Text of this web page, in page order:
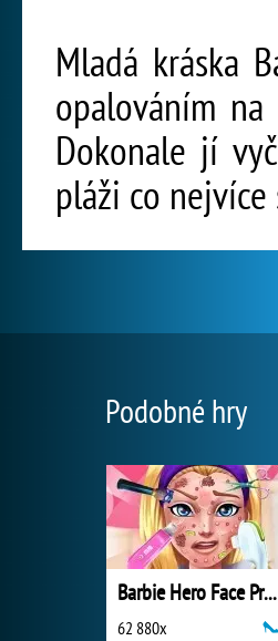
Mladá kráska
opalováním
Dokonale jí
pláži co nejvíce
Podobné hry
Barbie Hero Face Problem
62 880x